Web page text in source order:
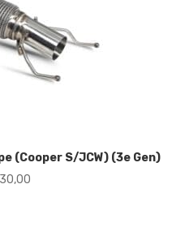
(Cooper S/JCW) (3e Gen)